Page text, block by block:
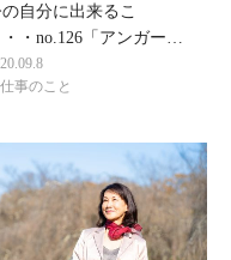
自分に出来るこ
・・no.126「アンガー…
事のこと